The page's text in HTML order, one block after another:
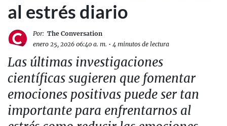
al estrés diario
Por: The Conversation
enero 25, 2026 06:40 a. m. • 4 minutos de lectura
Las últimas investigaciones
científicas sugieren que fomentar
emociones positivas puede ser tan
importante para enfrentarnos al